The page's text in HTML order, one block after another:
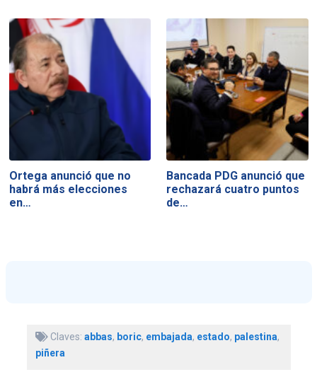
Ortega anunció que no
habrá más elecciones
en…
Bancada PDG anunció que
rechazará cuatro puntos
de…
Claves: abbas, boric, embajada, estado, palestina,
piñera